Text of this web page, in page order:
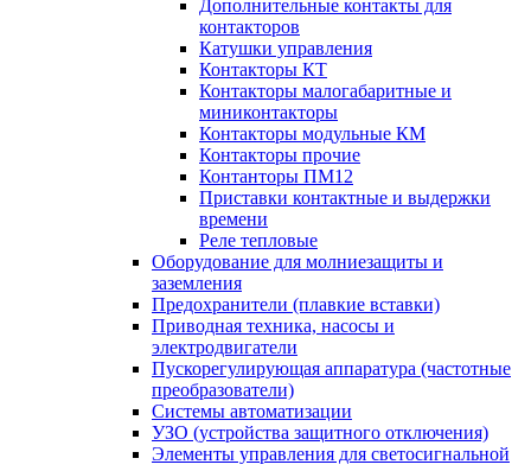
Дополнительные контакты для
контакторов
Катушки управления
Контакторы КТ
Контакторы малогабаритные и
миниконтакторы
Контакторы модульные КМ
Контакторы прочие
Контанторы ПМ12
Приставки контактные и выдержки
времени
Реле тепловые
Оборудование для молниезащиты и
заземления
Предохранители (плавкие вставки)
Приводная техника, насосы и
электродвигатели
Пускорегулирующая аппаратура (частотные
преобразователи)
Системы автоматизации
УЗО (устройства защитного отключения)
Элементы управления для светосигнальной